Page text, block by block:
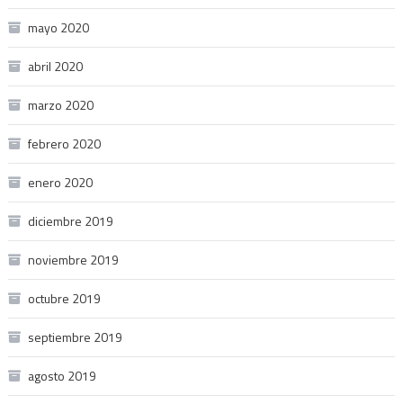
mayo 2020
abril 2020
marzo 2020
febrero 2020
enero 2020
diciembre 2019
noviembre 2019
octubre 2019
septiembre 2019
agosto 2019